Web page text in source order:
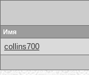
Имя
collins700